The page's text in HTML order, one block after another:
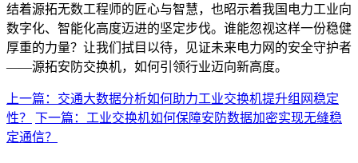
结着源拓无数工程师的匠心与智慧，也昭示着我国电力工业向
数字化、智能化高度迈进的坚定步伐。谁能忽视这样一份稳健
厚重的力量？让我们拭目以待，见证未来电力网的安全守护者
——源拓安防交换机，如何引领行业迈向新高度。
上一篇：交通大数据分析如何助力工业交换机提升组网稳定
性？
下一篇：工业交换机如何保障安防数据加密实现无缝稳
定通信？